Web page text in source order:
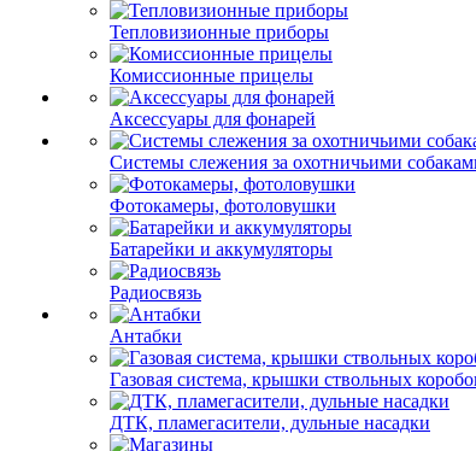
Тепловизионные приборы
Комиссионные прицелы
Аксессуары для фонарей
Системы слежения за охотничьими
Фотокамеры, фотоловушки
Батарейки и аккумуляторы
Радиосвязь
Антабки
Газовая система, крышки ствольных
ДТК, пламегасители, дульные насадки